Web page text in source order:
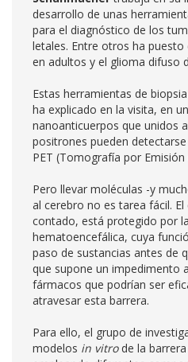
desarrollo de unas
para el diagnóstico de los
letales. Entre otros ha
en adultos y el glioma difuso
Estas herramientas de
ha explicado en la visita, en
nanoanticuerpos que unidos
positrones pueden
PET (Tomografía por
Pero llevar moléculas -y
al cerebro no es tarea fácil.
contado, está protegido por
hematoencefálica, cuya
paso de sustancias antes de
que supone un impedimento
fármacos que podrían ser
atravesar esta barrera.
Para ello, el grupo de
modelos in vitrode la